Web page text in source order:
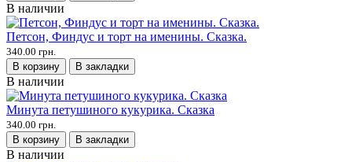
В наличии
Петсон, Финдус и торт на именины. Сказка.
340.00 грн.
В корзину
В закладки
В наличии
Минута петушиного кукурика. Сказка
340.00 грн.
В корзину
В закладки
В наличии